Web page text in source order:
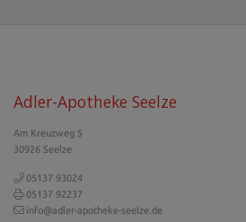
Adler-Apotheke Seelze
Am Kreuzweg 5
30926 Seelze
05137 93024
05137 92237
info@adler-apotheke-seelze.de